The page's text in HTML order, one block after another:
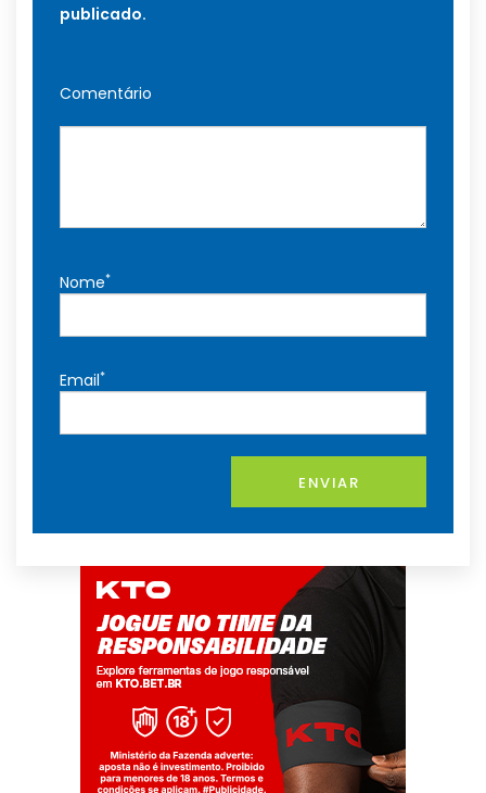
publicado.
Comentário
Nome*
Email*
ENVIAR